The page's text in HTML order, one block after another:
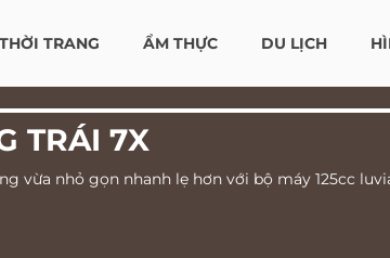
THỜI TRANG ẨM THỰC DU LỊCH
TRÁI 7X
vừa nhỏ gọn nhanh lẹ hơn với bộ máy 125cc